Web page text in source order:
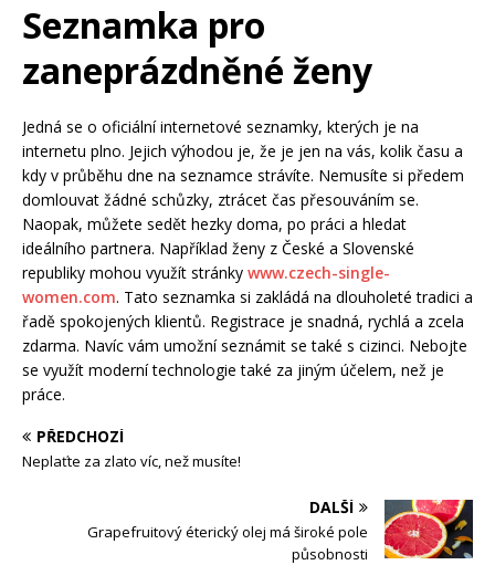
Seznamka pro
zaneprázdněné ženy
Jedná se o oficiální internetové seznamky, kterých je na
internetu plno. Jejich výhodou je, že je jen na vás, kolik času a
kdy v průběhu dne na seznamce strávíte. Nemusíte si předem
domlouvat žádné schůzky, ztrácet čas přesouváním se.
Naopak, můžete sedět hezky doma, po práci a hledat
ideálního partnera. Například ženy z České a Slovenské
republiky mohou využít stránky www.czech-single-
women.com. Tato seznamka si zakládá na dlouholeté tradici a
řadě spokojených klientů. Registrace je snadná, rychlá a zcela
zdarma. Navíc vám umožní seznámit se také s cizinci. Nebojte
se využít moderní technologie také za jiným účelem, než je
práce.
PŘEDCHOZÍ
Neplaťte za zlato víc, než musíte!
DALŠÍ
Grapefruitový éterický olej má široké pole
působnosti